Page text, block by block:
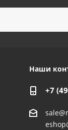
Наши
+7